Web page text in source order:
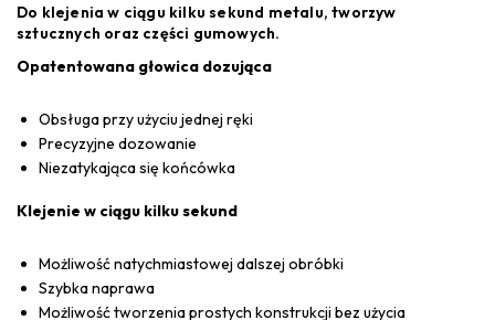
Do klejenia w ciągu kilku sekund metalu, tworzyw
sztucznych oraz części gumowych.
Opatentowana głowica dozująca
Obsługa przy użyciu jednej ręki
Precyzyjne dozowanie
Niezatykająca się końcówka
Klejenie w ciągu kilku sekund
Możliwość natychmiastowej dalszej obróbki
Szybka naprawa
Możliwość tworzenia prostych konstrukcji bez użycia